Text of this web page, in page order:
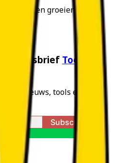
en groeien met 's
nieuwsbrief Tool
nieuws, tools en open